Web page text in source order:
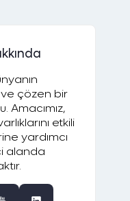
ve çözen bir
Amacımız,
etkili
yardımcı
alanda